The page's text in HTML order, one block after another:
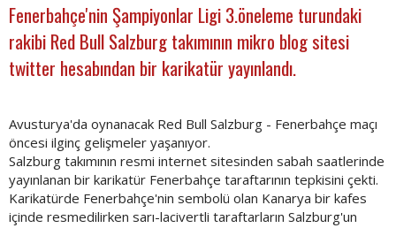
Fenerbahçe'nin Şampiyonlar Ligi 3.öneleme turundaki
rakibi Red Bull Salzburg takımının mikro blog sitesi
twitter hesabından bir karikatür yayınlandı.
Avusturya'da oynanacak Red Bull Salzburg - Fenerbahçe maçı
öncesi ilginç gelişmeler yaşanıyor.
Salzburg takımının resmi internet sitesinden sabah saatlerinde
yayınlanan bir karikatür Fenerbahçe taraftarının tepkisini çekti.
Karikatürde Fenerbahçe'nin sembolü olan Kanarya bir kafes
içinde resmedilirken sarı-lacivertli taraftarların Salzburg'un